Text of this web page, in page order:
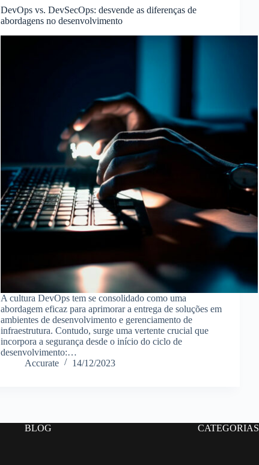
DevOps vs. DevSecOps: desvende as diferenças de
abordagens no desenvolvimento
A cultura DevOps tem se consolidado como uma
abordagem eficaz para aprimorar a entrega de soluções em
ambientes de desenvolvimento e gerenciamento de
infraestrutura. Contudo, surge uma vertente crucial que
incorpora a segurança desde o início do ciclo de
desenvolvimento:…
Accurate
14/12/2023
BLOG CATEGORIAS